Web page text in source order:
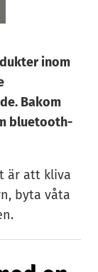
inom
Bakom
bluetooth-
är att kliva
byta våta